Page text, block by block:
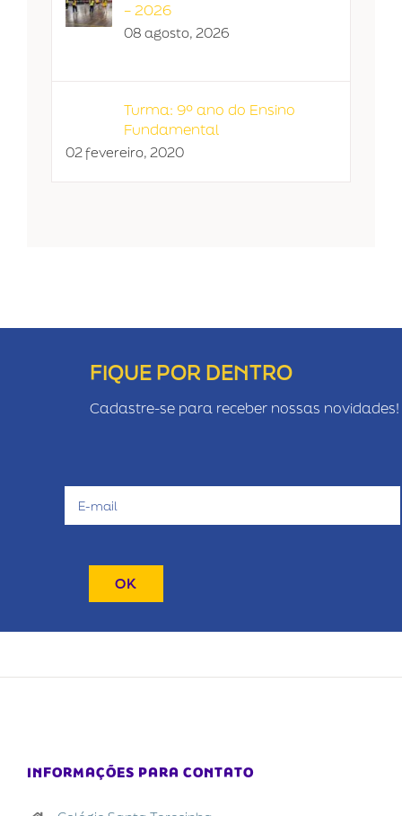
– 2026
08 agosto, 2026
Turma: 9º ano do Ensino
Fundamental
02 fevereiro, 2020
FIQUE POR DENTRO
Cadastre-se para receber nossas novidades!
INFORMAÇÕES PARA CONTATO